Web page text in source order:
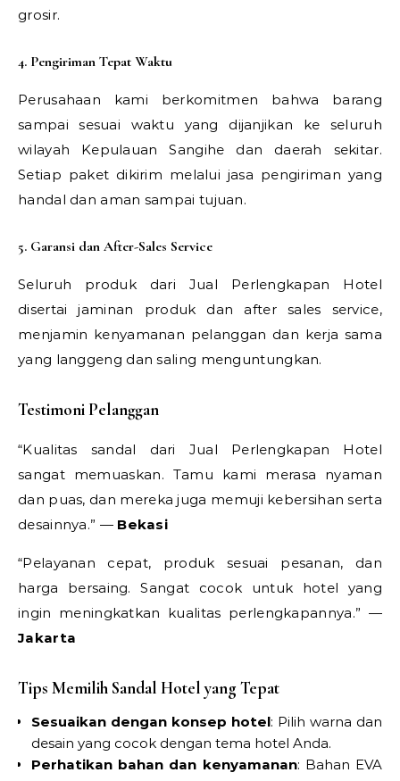
grosir.
4. Pengiriman Tepat Waktu
Perusahaan kami berkomitmen bahwa barang
sampai sesuai waktu yang dijanjikan ke seluruh
wilayah Kepulauan Sangihe dan daerah sekitar.
Setiap paket dikirim melalui jasa pengiriman yang
handal dan aman sampai tujuan.
5. Garansi dan After-Sales Service
Seluruh produk dari Jual Perlengkapan Hotel
disertai jaminan produk dan after sales service,
menjamin kenyamanan pelanggan dan kerja sama
yang langgeng dan saling menguntungkan.
Testimoni Pelanggan
“Kualitas sandal dari Jual Perlengkapan Hotel
sangat memuaskan. Tamu kami merasa nyaman
dan puas, dan mereka juga memuji kebersihan serta
desainnya.” — Bekasi
“Pelayanan cepat, produk sesuai pesanan, dan
harga bersaing. Sangat cocok untuk hotel yang
ingin meningkatkan kualitas perlengkapannya.” —
Jakarta
Tips Memilih Sandal Hotel yang Tepat
Sesuaikan dengan konsep hotel: Pilih warna dan
desain yang cocok dengan tema hotel Anda.
Perhatikan bahan dan kenyamanan: Bahan EVA